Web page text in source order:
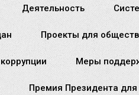
Деятельность
Проекты для
Меры
Премия Президента для